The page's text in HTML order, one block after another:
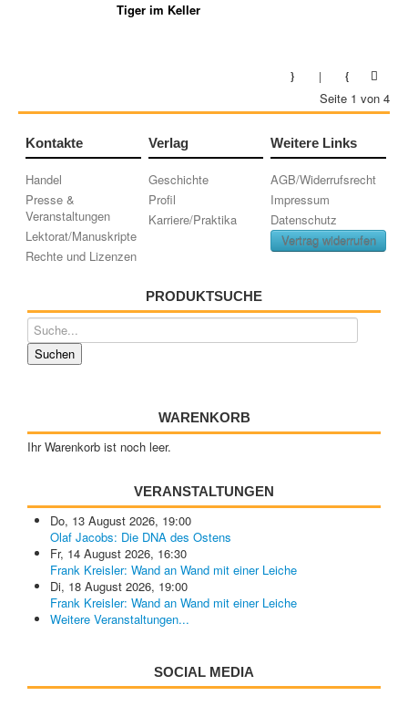
Tiger im Keller
Seite 1 von 4
Kontakte
Handel
Presse &
Veranstaltungen
Lektorat/Manuskripte
Rechte und Lizenzen
Verlag
Geschichte
Profil
Karriere/Praktika
Weitere Links
AGB/Widerrufsrecht
Impressum
Datenschutz
Vertrag widerrufen
PRODUKTSUCHE
WARENKORB
Ihr Warenkorb ist noch leer.
VERANSTALTUNGEN
Do, 13 August 2026, 19:00
Olaf Jacobs: Die DNA des Ostens
Fr, 14 August 2026, 16:30
Frank Kreisler: Wand an Wand mit einer Leiche
Di, 18 August 2026, 19:00
Frank Kreisler: Wand an Wand mit einer Leiche
Weitere Veranstaltungen...
SOCIAL MEDIA